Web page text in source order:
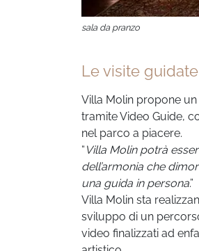
sala da pranzo
Le visite
Villa Molin propone un
tramite Video Guide,
nel parco a piacere.
“ Villa Molin potrà
dell’armonia che
una guida in persona.”
Villa Molin sta
sviluppo di un
video finalizzati ad